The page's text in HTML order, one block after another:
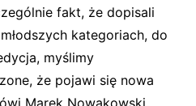
fakt, że dopisali
kategoriach, do
myślimy
że pojawi się nowa
Marek Nowakowski,